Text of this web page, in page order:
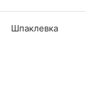
Шпаклевка